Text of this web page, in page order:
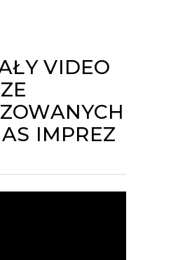
VIDEO
ZE
IMPREZ